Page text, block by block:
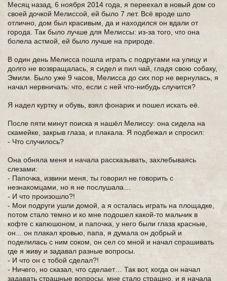
Месяц назад, 6 ноября 2014 года, я переехал в новый дом со
своей дочкой Мелиссой, ей было 7 лет. Всё вроде шло
отлично, дом был красивым, да и находился он вдали от
города. Так было лучше для Мелиссы: из-за того, что она
болела астмой, ей было лучше на природе.
В один день Мелисса пошла играть с подругами на улицу и
долго не возвращалась, я сидел и пил чай, гладя свою собаку,
Эмили. Было уже 9 часов, Мелисса до сих пор не вернулась, я
начал нервничать: что, если с ней что-нибудь случится?
Я надел куртку и обувь, взял фонарик и пошел искать её.
После пяти минут поиска я нашёл Мелиссу: она сидела на
скамейке, закрыв глаза, и плакала. Я подбежал и спросил:
- Что случилось?
Она обняла меня и начала рассказывать, захлебываясь
слезами:
- Папочка, извини меня, ты говорил не говорить с
незнакомцами, но я не послушала…
- И что произошло?!
- Мои подруги ушли домой, а я осталась играть на площадке,
потом стало темно и ко мне подошел какой-то мальчик в
кофте с капюшоном, и папочка, у него были глаза красные,
он... он плакал кровью, папа, я думала он добрый и
поделилась с ним соком, он сел со мной и начал спрашивать
где я живу и задавал разные вопросы.
- И что он с тобой сделал?!
- Ничего, но сказал, что сделает… Так вот, когда он начал
задавать страшные вопросы, мне стало страшно, и я начала